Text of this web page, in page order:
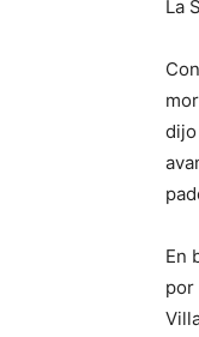
La
En
por